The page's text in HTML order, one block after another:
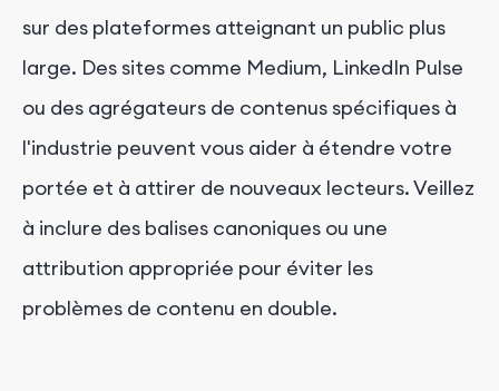
sur des plateformes atteignant un public plus
large. Des sites comme Medium, LinkedIn Pulse
ou des agrégateurs de contenus spécifiques à
l'industrie peuvent vous aider à étendre votre
portée et à attirer de nouveaux lecteurs. Veillez
à inclure des balises canoniques ou une
attribution appropriée pour éviter les
problèmes de contenu en double.